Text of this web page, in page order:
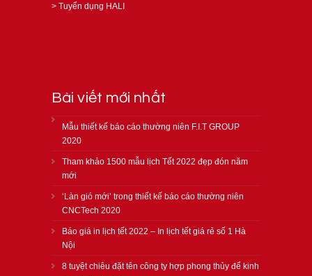
> Tuyển dụng HALI
Bài viết mới nhất
Mẫu thiết kế báo cáo thường niên F.I.T GROUP
2020
Tham khảo 1500 mẫu lịch Tết 2022 đẹp đón năm
mới
‘Làn gió mới’ trong thiết kế báo cáo thường niên
CNCTech 2020
Báo giá in lịch tết 2022 – In lịch tết giá rẻ số 1 Hà
Nội
8 tuyệt chiêu đặt tên công ty hợp phong thủy để kinh